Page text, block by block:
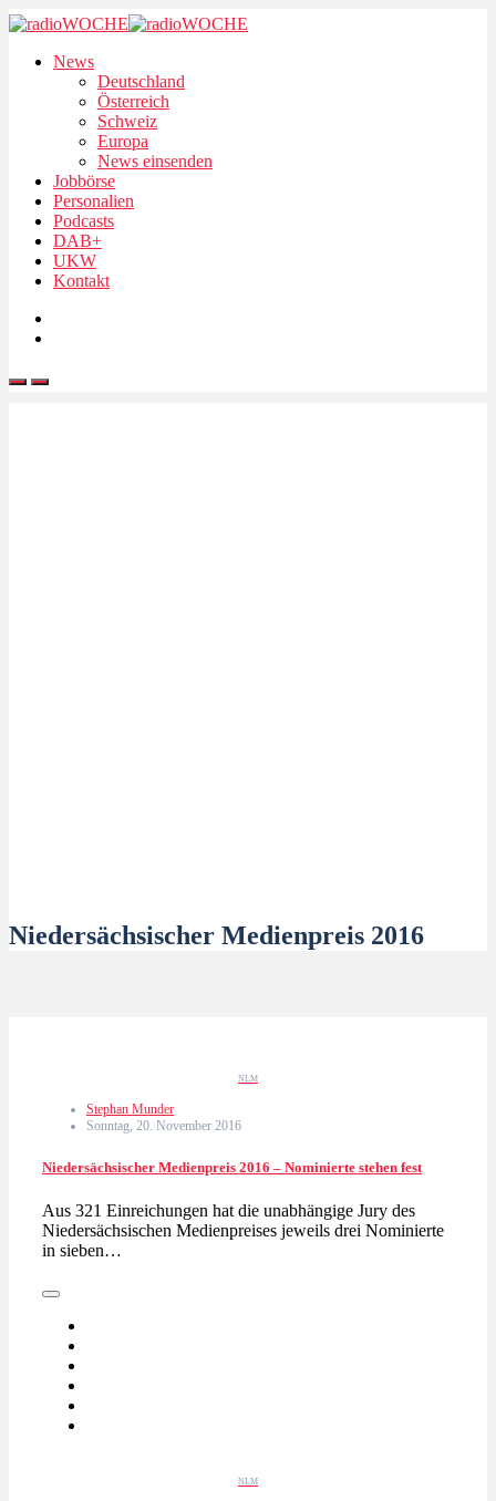
News
Deutschland
Österreich
Schweiz
Europa
News einsenden
Jobbörse
Personalien
Podcasts
DAB+
UKW
Kontakt
Niedersächsischer Medienpreis 2016
NLM
Stephan Munder
Sonntag, 20. November 2016
Niedersächsischer Medienpreis 2016 – Nominierte stehen fest
Aus 321 Einreichungen hat die unabhängige Jury des
Niedersächsischen Medienpreises jeweils drei Nominierte
in sieben…
NLM